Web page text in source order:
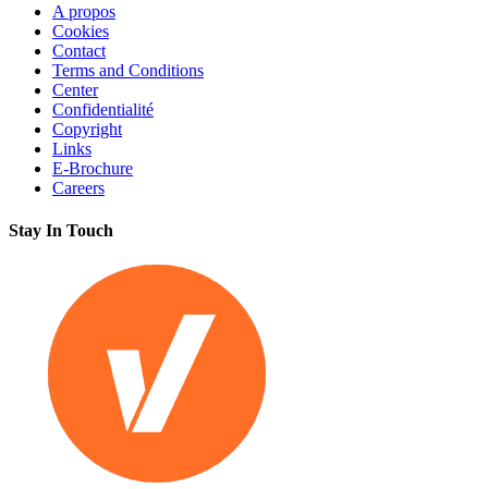
A propos
Cookies
Contact
Terms and Conditions
Center
Confidentialité
Copyright
Links
E-Brochure
Careers
Stay In Touch